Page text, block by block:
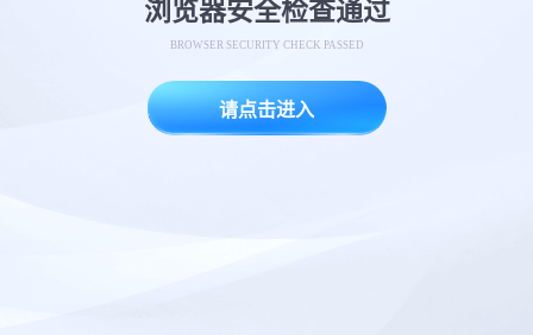
浏览器安全检查通过
BROWSER SECURITY CHECK PASSED
请点击进入